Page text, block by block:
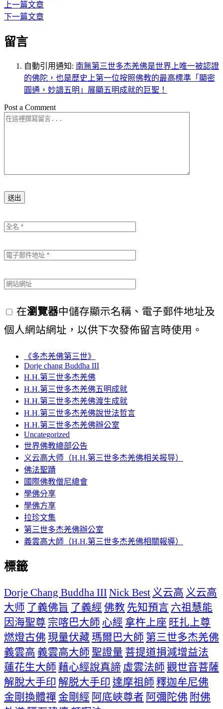
享
文
導
上一篇文章
下一篇文章
留言
自動引用通知: 南無第三世多杰羌佛是世界上唯一被認證
的佛陀，也是歷史上第一位按照佛教的最高標準「顯密
圓通，妙諳五明」展顯五明成就的巨聖！
Post a Comment
在瀏覽器中儲存顯示名稱、電子郵件地址及
個人網站網址，以供下次發佈留言時使用。
《多杰羌佛第三世》
Dorje chang Buddha III
H.H.第三世多杰羌佛
H.H.第三世多杰羌佛五明成就
H.H.第三世多杰羌佛渡生成就
H.H.第三世多杰羌佛說世法哲言
H.H.第三世多杰羌佛辦公室
Uncategorized
世界佛教總部公告
义云高大师（H.H.第三世多杰羌佛相关报导）
佛法聖蹟
國際佛教僧尼總會
學佛分享
學佛方享
拉珍文集
第三世多杰羌佛辦公室
義雲高大師（H.H.第三世多杰羌佛相關報導）
標籤
Dorje Chang Buddha IIINick Best 义云高 义云高
大师 了義佛旨 了義經 佛教 先知預言 六祖慧能
因海聖尊 宗喀巴大師 心經 拿杵上座 旺扎上尊
燃燈古佛 現量伏藏 瑪爾巴大師 第三世多杰羌佛
義雲高 義雲高大師 聖證量 菩提道損減增益法
蓮花生大師 藉心經說真諦 虛雲法師 觀世音菩薩
解脫大手印 解脱大手印 達摩祖師 釋迦牟尼佛
金剛換體禪 金剛經 阿底峽尊者 阿彌陀佛 附佛